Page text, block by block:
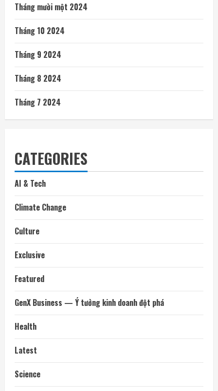
Tháng mười một 2024
Tháng 10 2024
Tháng 9 2024
Tháng 8 2024
Tháng 7 2024
CATEGORIES
AI & Tech
Climate Change
Culture
Exclusive
Featured
GenX Business — Ý tưởng kinh doanh đột phá
Health
Latest
Science